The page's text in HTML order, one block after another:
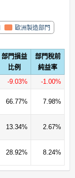
歐洲製造部門
部門損益
比例
部門稅前
純益率
-9.03%
-1.00%
66.77% 7.98%
13.34% 2.67%
28.92% 8.24%